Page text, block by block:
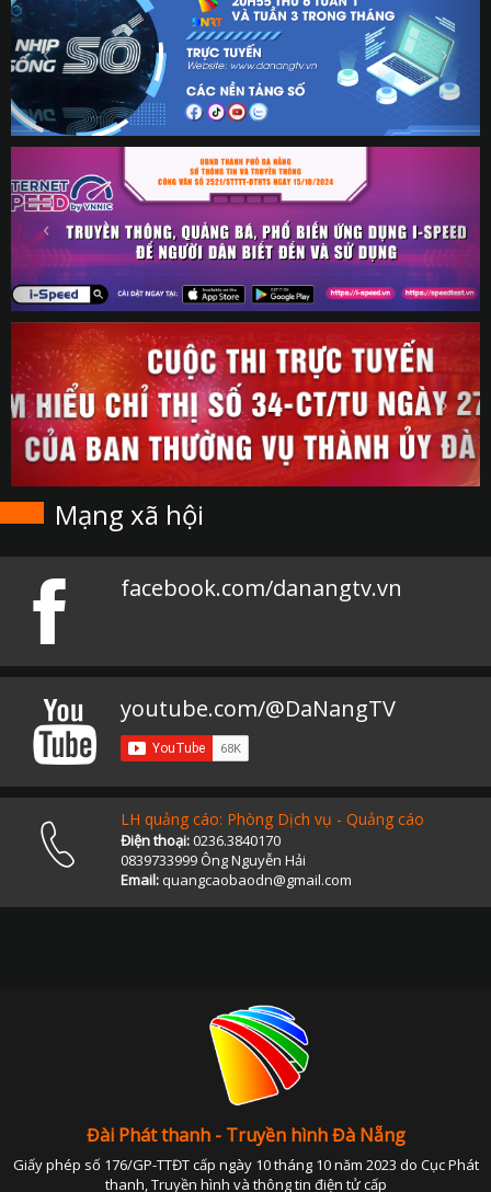
Mạng xã hội
facebook.com/danangtv.vn
youtube.com/@DaNangTV
LH quảng cáo: Phòng Dịch vụ - Quảng cáo
Điện thoại:0236.3840170
0839733999 Ông Nguyễn Hải
Email: quangcaobaodn@gmail.com
Đài Phát thanh - Truyền hình Đà Nẵng
Giấy phép số 176/GP-TTĐT cấp ngày 10 tháng 10 năm 2023 do Cục Phát
thanh, Truyền hình và thông tin điện tử cấp